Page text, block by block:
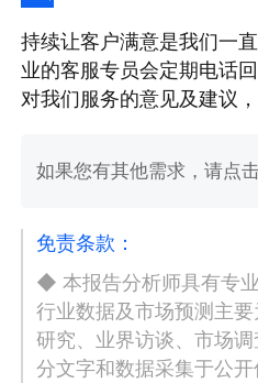
持续让客户满意是我们一
业的客服专员会定期电话
对我们服务的意见及建议
如果您有其他需求，请点
免责条款：
◆ 本报告分析师具有专
行业数据及市场预测主
研究、业界访谈、市场
分文字和数据采集于公